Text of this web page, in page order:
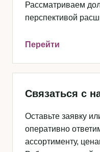
Рассматриваем
перспективой
Перейти
Связаться с
Оставьте заявку
оперативно
ассортименту,